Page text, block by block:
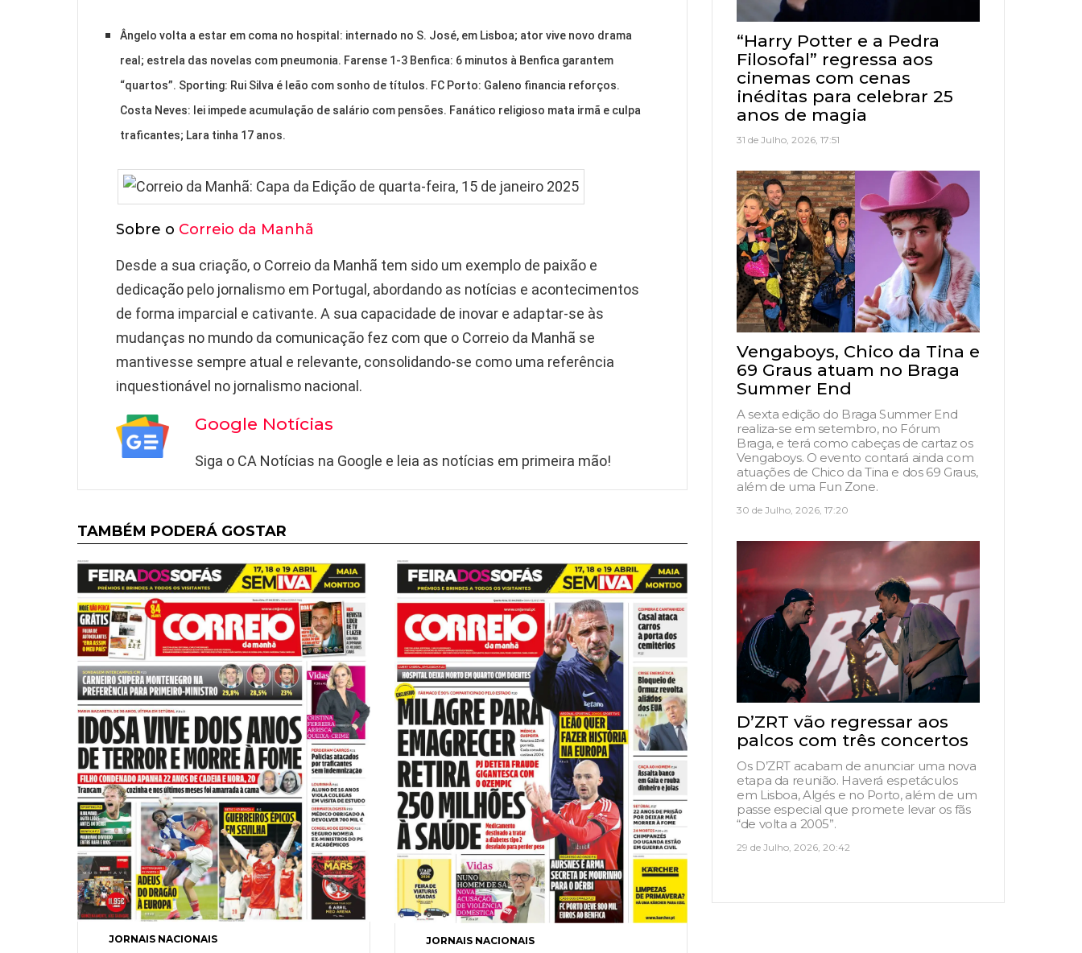
Ângelo volta a estar em coma no hospital: internado no S. José, em Lisboa; ator vive novo drama
real; estrela das novelas com pneumonia. Farense 1-3 Benfica: 6 minutos à Benfica garantem
“quartos”. Sporting: Rui Silva é leão com sonho de títulos. FC Porto: Galeno financia reforços.
Costa Neves: lei impede acumulação de salário com pensões. Fanático religioso mata irmã e culpa
traficantes; Lara tinha 17 anos.
Sobre o Correio da Manhã
Desde a sua criação, o Correio da Manhã tem sido um exemplo de paixão e
dedicação pelo jornalismo em Portugal, abordando as notícias e acontecimentos
de forma imparcial e cativante. A sua capacidade de inovar e adaptar-se às
mudanças no mundo da comunicação fez com que o Correio da Manhã se
mantivesse sempre atual e relevante, consolidando-se como uma referência
inquestionável no jornalismo nacional.
Google Notícias
Siga o CA Notícias na Google e leia as notícias em primeira mão!
TAMBÉM PODERÁ GOSTAR
JORNAIS NACIONAIS JORNAIS NACIONAIS
“Harry Potter e a Pedra
Filosofal” regressa aos
cinemas com cenas
inéditas para celebrar 25
anos de magia
31 de Julho, 2026, 17:51
Vengaboys, Chico da Tina e
69 Graus atuam no Braga
Summer End
A sexta edição do Braga Summer End
realiza-se em setembro, no Fórum
Braga, e terá como cabeças de cartaz os
Vengaboys. O evento contará ainda com
atuações de Chico da Tina e dos 69 Graus,
além de uma Fun Zone.
30 de Julho, 2026, 17:20
D’ZRT vão regressar aos
palcos com três concertos
Os D’ZRT acabam de anunciar uma nova
etapa da reunião. Haverá espetáculos
em Lisboa, Algés e no Porto, além de um
passe especial que promete levar os fãs
“de volta a 2005”.
29 de Julho, 2026, 20:42